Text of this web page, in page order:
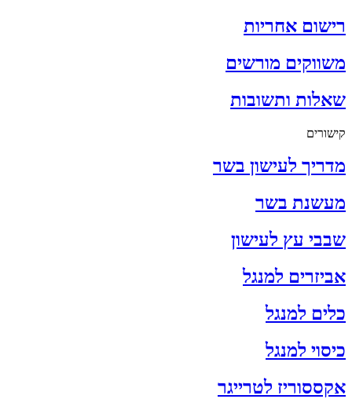
רישום אחריות
משווקים מורשים
שאלות ותשובות
קישורים
מדריך לעישון בשר
מעשנת בשר
שבבי עץ לעישון
אביזרים למנגל
כלים למנגל
כיסוי למנגל
אקססוריז לטרייגר